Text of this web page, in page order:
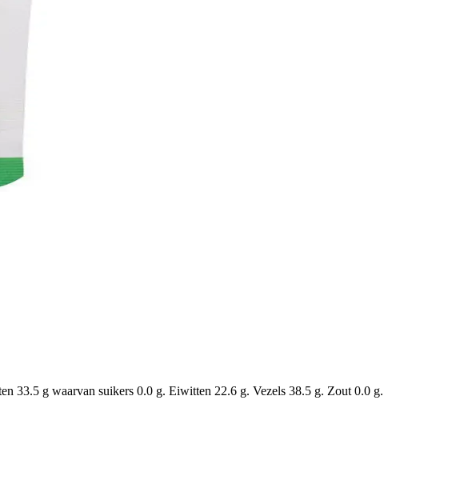
33.5 g waarvan suikers 0.0 g. Eiwitten 22.6 g. Vezels 38.5 g. Zout 0.0 g.